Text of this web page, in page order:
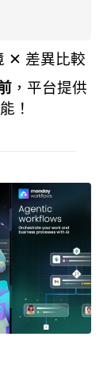
✕ 差異比較
，平台提供
！